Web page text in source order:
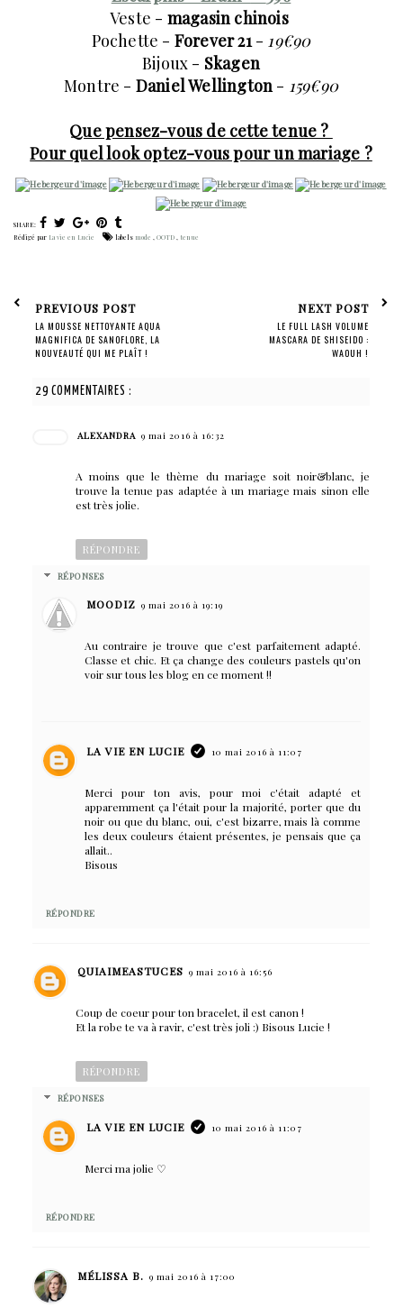
Veste - magasin chinois
Pochette - Forever 21- 19€90
Bijoux - Skagen
Montre - Daniel Wellington- 159€90
Que pensez-vous de cette tenue ?
Pour quel look optez-vous pour un mariage ?
SHARE:
Rédigé par La vie en Lucie labels mode , OOTD , tenue
PREVIOUS POST
LA MOUSSE NETTOYANTE AQUA
MAGNIFICA DE SANOFLORE, LA
NOUVEAUTÉ QUI ME PLAÎT !
NEXT POST
LE FULL LASH VOLUME
MASCARA DE SHISEIDO :
WAOUH !
29 COMMENTAIRES :
ALEXANDRA 9 mai 2016 à 16:32
A moins que le thème du mariage soit noir&blanc, je
trouve la tenue pas adaptée à un mariage mais sinon elle
est très jolie.
RÉPONDRE
RÉPONSES
MOODIZ 9 mai 2016 à 19:19
Au contraire je trouve que c'est parfaitement adapté.
Classe et chic. Et ça change des couleurs pastels qu'on
voir sur tous les blog en ce moment !!
LA VIE EN LUCIE 10 mai 2016 à 11:07
Merci pour ton avis, pour moi c'était adapté et
apparemment ça l'était pour la majorité, porter que du
noir ou que du blanc, oui, c'est bizarre, mais là comme
les deux couleurs étaient présentes, je pensais que ça
allait..
Bisous
RÉPONDRE
QUIAIMEASTUCES 9 mai 2016 à 16:56
Coup de coeur pour ton bracelet, il est canon !
Et la robe te va à ravir, c'est très joli :) Bisous Lucie !
RÉPONDRE
RÉPONSES
LA VIE EN LUCIE 10 mai 2016 à 11:07
Merci ma jolie ♡
RÉPONDRE
MÉLISSA B. 9 mai 2016 à 17:00